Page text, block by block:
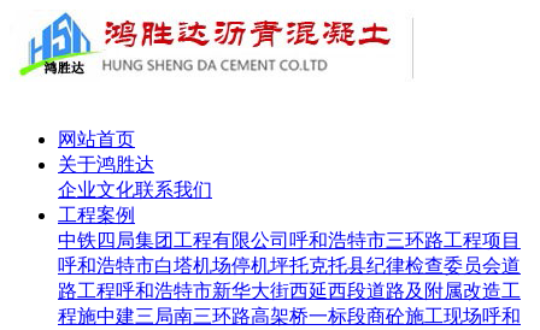
网站首页
关于鸿胜达
企业文化联系我们
工程案例
中铁四局集团工程有限公司呼和浩特市三环路工程项目
呼和浩特市白塔机场停机坪托克托县纪律检查委员会道
路工程呼和浩特市新华大街西延西段道路及附属改造工
程施中建三局南三环路高架桥一标段商砼施工现场呼和